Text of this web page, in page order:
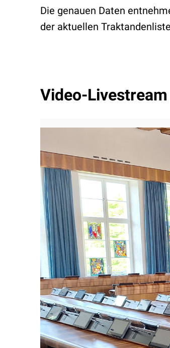
Die genauen Daten
der aktuellen
Video-Livestream